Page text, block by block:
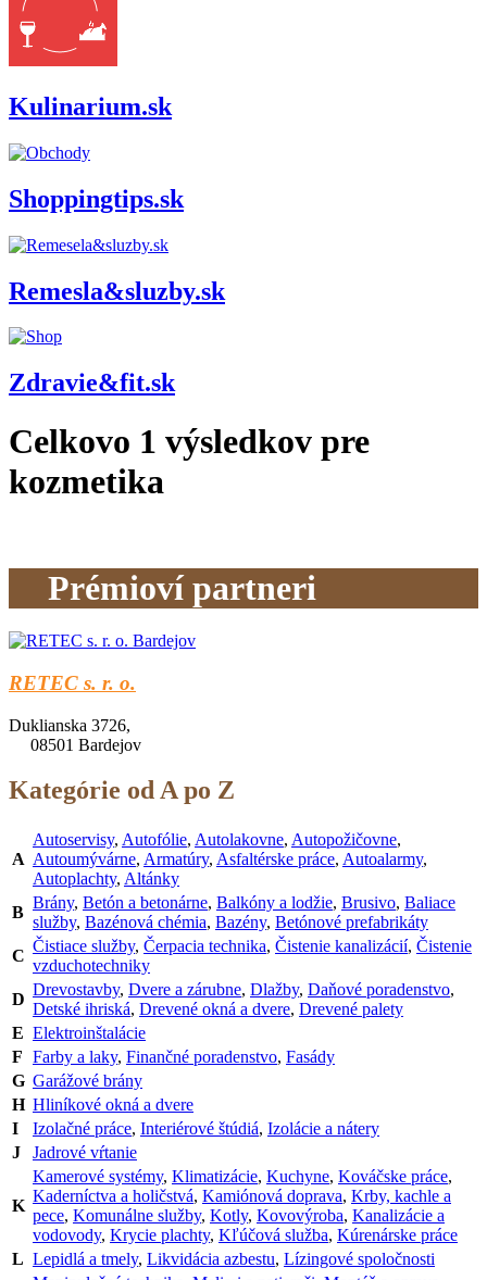
Kulinarium.sk
Shoppingtips.sk
Remesla&sluzby.sk
Zdravie&fit.sk
Celkovo 1 výsledkov pre
kozmetika
Prémioví partneri
RETEC s. r. o.
Duklianska 3726,
08501 Bardejov
Kategórie od A po Z
A
Autoservisy, Autofólie, Autolakovne, Autopožičovne,
Autoumývárne, Armatúry, Asfaltérske práce, Autoalarmy,
Autoplachty, Altánky
B
Brány, Betón a betonárne, Balkóny a lodžie, Brusivo, Baliace
služby, Bazénová chémia, Bazény, Betónové prefabrikáty
C
Čistiace služby, Čerpacia technika, Čistenie kanalizácií, Čistenie
vzduchotechniky
D
Drevostavby, Dvere a zárubne, Dlažby, Daňové poradenstvo,
Detské ihriská, Drevené okná a dvere, Drevené palety
E Elektroinštalácie
F Farby a laky, Finančné poradenstvo, Fasády
G Garážové brány
H Hliníkové okná a dvere
I
Izolačné práce, Interiérové štúdiá, Izolácie a nátery
J
Jadrové vŕtanie
K
Kamerové systémy, Klimatizácie, Kuchyne, Kováčske práce,
Kaderníctva a holičstvá, Kamiónová doprava, Krby, kachle a
pece, Komunálne služby, Kotly, Kovovýroba, Kanalizácie a
vodovody, Krycie plachty, Kľúčová služba, Kúrenárske práce
L Lepidlá a tmely, Likvidácia azbestu, Lízingové spoločnosti